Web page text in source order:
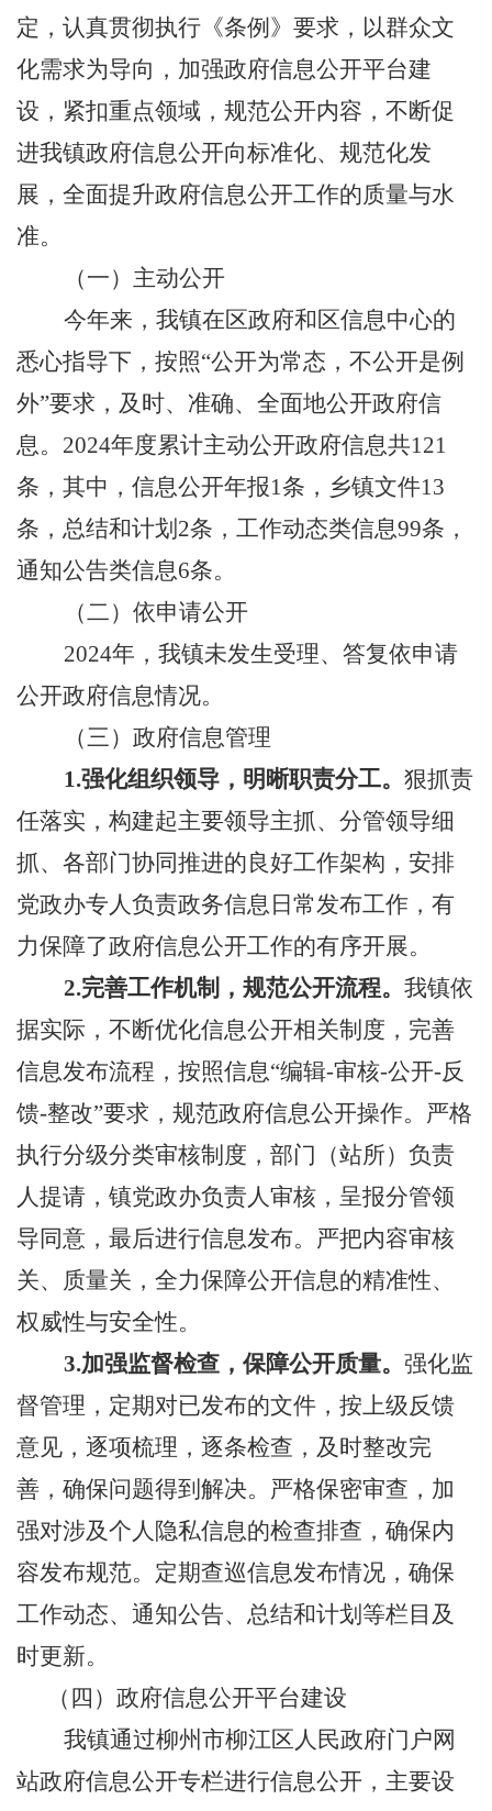
定，认真贯彻执行《条例》要求，以群众文
化需求为导向，加强政府信息公开平台建
设，紧扣重点领域，规范公开内容，不断促
进我镇政府信息公开向标准化、规范化发
展，全面提升政府信息公开工作的质量与水
准。
（一） 主动公开
今年来，我镇在区政府和区信息中心的
悉心指导下，按照“公开为常态，不公开是例
外”要求，及时、准确、全面地公开政府信
息。 2024年度累计主动公开政府信息共121
条，其中，信息公开年报1条，乡镇文件13
条，总结和计划 2条，工作动态类信息99条，
通知公告类信息6条。
（二）依申请公开
2024年，我镇未发生受理、答复依申请
公开政府信息情况。
（三） 政府信息管理
1.强化组织领导，明晰职责分工。 狠抓责
任落实，构建起主要领导主抓、分管领导细
抓、各部门协同推进的良好工作架构，安排
党政办专人负责政务信息日常发布工作，有
力保障了政府信息公开工作的有序开展。
2.完善工作机制，规范公开流程。 我镇依
据实际，不断优化信息公开相关制度，完善
信息发布流程，按照信息“编辑-审核-公开-反
馈-整改”要求，规范政府信息公开操作。严格
执行分级分类审核制度，部门（站所）负责
人提请，镇党政办负责人审核，呈报分管领
导同意，最后进行信息发布。严把内容审核
关、质量关，全力保障公开信息的精准性、
权威性与安全性。
3.加强监督检查，保障公开质量。 强化监
督管理，定期对已发布的文件，按上级反馈
意见，逐项梳理，逐条检查，及时整改完
善，确保问题得到解决。严格保密审查，加
强对涉及个人隐私信息的检查排查，确保内
容发布规范。定期查巡信息发布情况，确保
工作动态、通知公告、总结和计划等栏目及
时更新。
（四）政府信息公开平台建设
我镇通过柳州市柳江区人民政府门户网
站政府信息公开专栏进行信息公开，主要设